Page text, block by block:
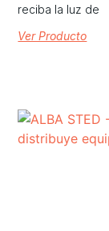
reciba la luz de
Ver Producto